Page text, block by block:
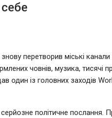
перетворив міські канали
човнів, музика, тисячі
один із головних заходів
політичне послання.